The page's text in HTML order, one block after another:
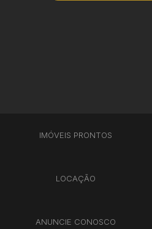
IMÓVEIS PRONTOS
LOCAÇÃO
ANUNCIE CONOSCO